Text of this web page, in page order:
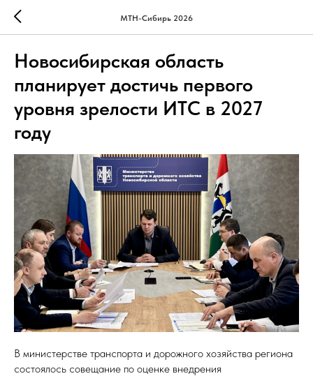
МТН-Сибирь 2026
Новосибирская область
планирует достичь первого
уровня зрелости ИТС в 2027
году
В министерстве транспорта и дорожного хозяйства региона
состоялось совещание по оценке внедрения